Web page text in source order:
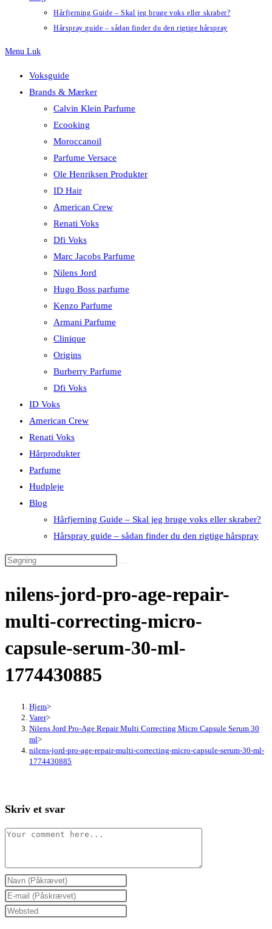
Hårfjerning Guide – Skal jeg bruge voks eller skraber?
Hårspray guide – sådan finder du den rigtige hårspray
Menu Luk
Voksguide
Brands & Mærker
Calvin Klein Parfume
Ecooking
Moroccanoil
Parfume Versace
Ole Henriksen Produkter
ID Hair
American Crew
Renati Voks
Dfi Voks
Marc Jacobs Parfume
Nilens Jord
Hugo Boss parfume
Kenzo Parfume
Armani Parfume
Clinique
Origins
Burberry Parfume
Dfi Voks
ID Voks
American Crew
Renati Voks
Hårprodukter
Parfume
Hudpleje
Blog
Hårfjerning Guide – Skal jeg bruge voks eller skraber?
Hårspray guide – sådan finder du den rigtige hårspray
nilens-jord-pro-age-repair-
multi-correcting-micro-
capsule-serum-30-ml-
1774430885
Hjem>
Varer>
Nilens Jord Pro-Age Repair Multi Correcting Micro Capsule Serum 30
ml>
nilens-jord-pro-age-repair-multi-correcting-micro-capsule-serum-30-ml-
1774430885
Skriv et svar
Comment
Enter
your
name
Enter
your
Enter